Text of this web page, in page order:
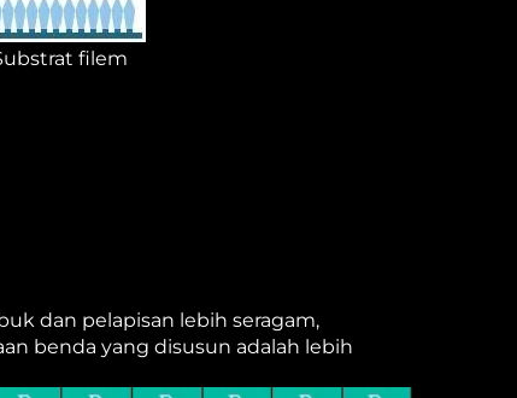
filem
dan pelapisan lebih seragam,
benda yang disusun adalah lebih